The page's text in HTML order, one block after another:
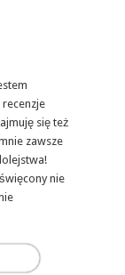
recenzje
się też
zawsze
nie